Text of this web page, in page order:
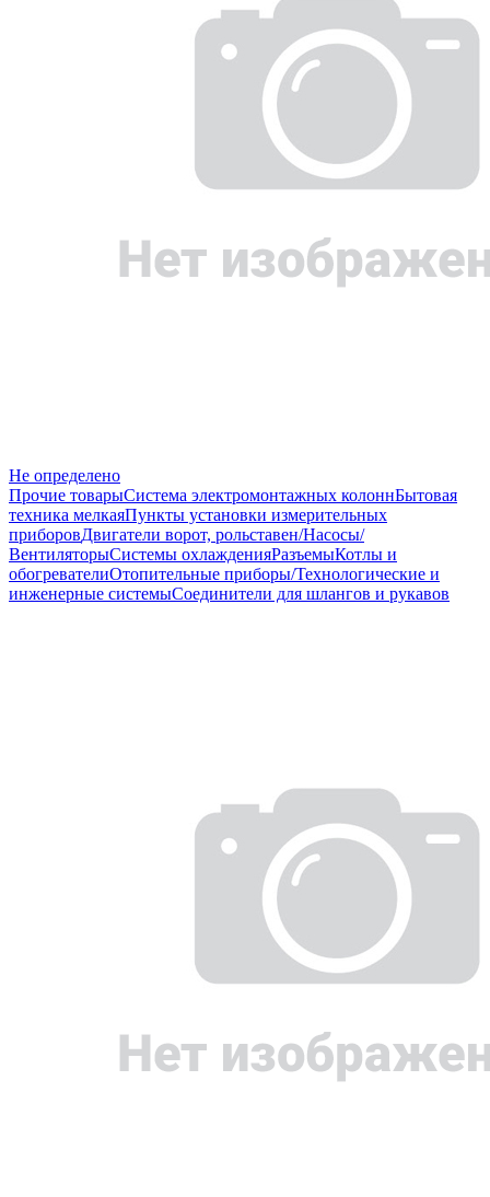
Не определено
Прочие товарыСистема электромонтажных колоннБытовая
техника мелкаяПункты установки измерительных
приборовДвигатели ворот, рольставен/Насосы/
ВентиляторыСистемы охлажденияРазъемыКотлы и
обогревателиОтопительные приборы/Технологические и
инженерные системыСоединители для шлангов и рукавов